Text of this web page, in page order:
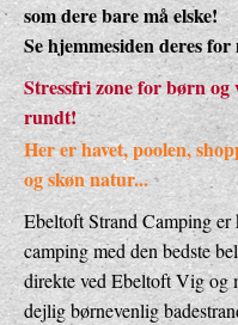
som dere bare må elske!
Se hjemmesiden deres
Stressfri zone for børn og
rundt!
Her er havet, poolen,
og skøn natur...
Ebeltoft Strand Camping er
camping med den bedste
direkte ved Ebeltoft Vig og
dejlig børnevenlig